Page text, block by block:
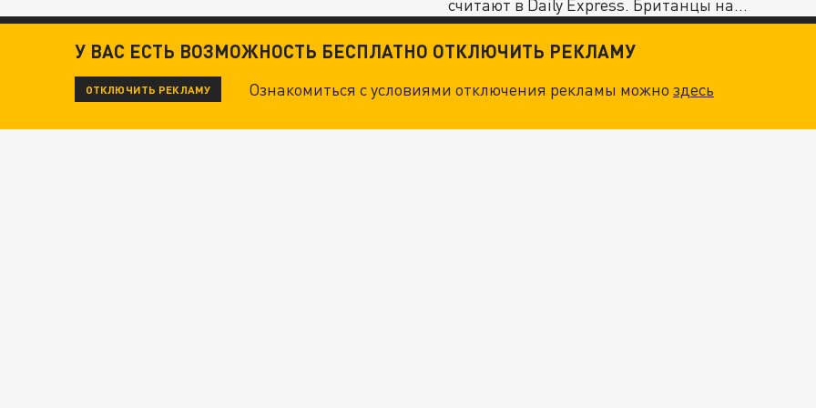
считают в Daily Express. Британцы на
такое...
У ВАС ЕСТЬ ВОЗМОЖНОСТЬ БЕСПЛАТНО ОТКЛЮЧИТЬ РЕКЛАМУ
ОТКЛЮЧИТЬ РЕКЛАМУ Ознакомиться с условиями отключения рекламы можноздесь